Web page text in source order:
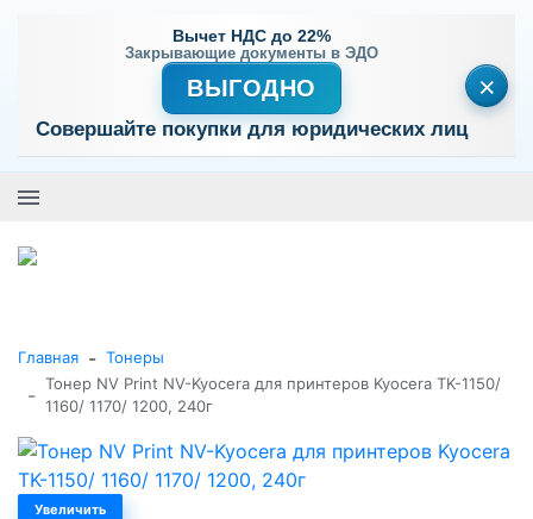
Вычет НДС до 22%
Закрывающие документы в ЭДО
ВЫГОДНО
Совершайте покупки для юридических лиц
×
Главная - Тонеры
- Тонер NV Print NV-Kyocera для принтеров Kyocera TK-1150/
1160/ 1170/ 1200, 240г
Увеличить